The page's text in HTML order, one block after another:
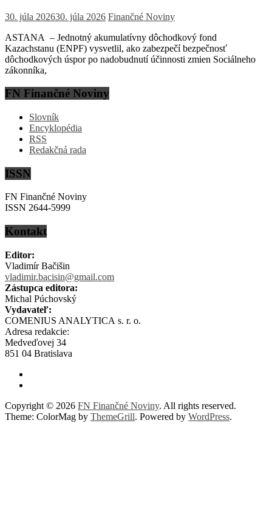
30. júla 202630. júla 2026 Finančné Noviny
ASTANA – Jednotný akumulatívny dôchodkový fond
Kazachstanu (ENPF) vysvetlil, ako zabezpečí bezpečnosť
dôchodkových úspor po nadobudnutí účinnosti zmien Sociálneho
zákonníka,
FN Finančné Noviny
Slovník
Encyklopédia
RSS
Redakčná rada
ISSN
FN Finančné Noviny
ISSN 2644-5999
Kontakt
Editor:
Vladimír Bačišin
vladimir.bacisin@gmail.com
Zástupca editora:
Michal Púchovský
Vydavateľ:
COMENIUS ANALYTICA s. r. o.
Adresa redakcie:
Medveďovej 34
851 04 Bratislava
Copyright © 2026 FN Finančné Noviny. All rights reserved.
Theme: ColorMag by ThemeGrill. Powered by WordPress.